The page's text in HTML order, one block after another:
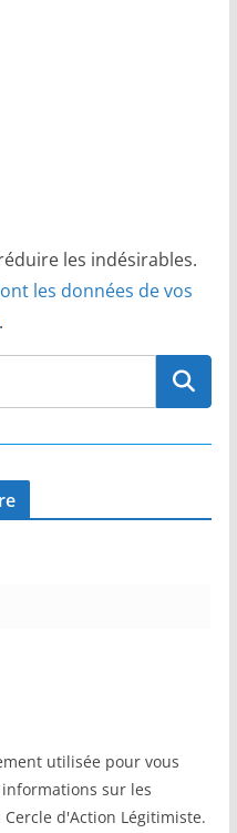
les indésirables.
les données de vos
.
utilisée pour vous
sur les
d'Action Légitimiste.